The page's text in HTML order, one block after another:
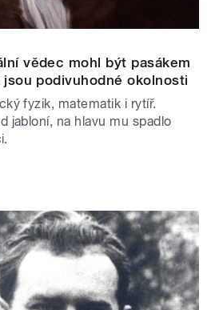
vědec mohl být pasákem
podivuhodné okolnosti
fyzik, matematik i rytíř.
jabloní, na hlavu mu spadlo